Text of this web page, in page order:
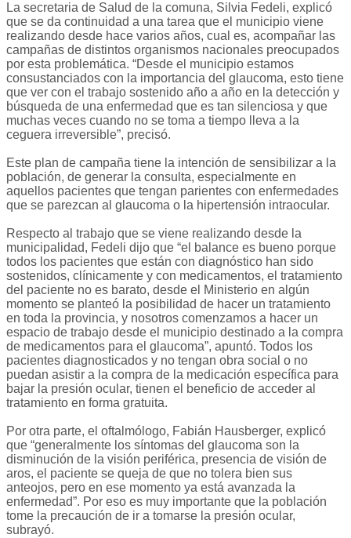
La secretaria de Salud de la comuna, Silvia Fedeli, explicó
que se da continuidad a una tarea que el municipio viene
realizando desde hace varios años, cual es, acompañar las
campañas de distintos organismos nacionales preocupados
por esta problemática. “Desde el municipio estamos
consustanciados con la importancia del glaucoma, esto tiene
que ver con el trabajo sostenido año a año en la detección y
búsqueda de una enfermedad que es tan silenciosa y que
muchas veces cuando no se toma a tiempo lleva a la
ceguera irreversible”, precisó.
Este plan de campaña tiene la intención de sensibilizar a la
población, de generar la consulta, especialmente en
aquellos pacientes que tengan parientes con enfermedades
que se parezcan al glaucoma o la hipertensión intraocular.
Respecto al trabajo que se viene realizando desde la
municipalidad, Fedeli dijo que “el balance es bueno porque
todos los pacientes que están con diagnóstico han sido
sostenidos, clínicamente y con medicamentos, el tratamiento
del paciente no es barato, desde el Ministerio en algún
momento se planteó la posibilidad de hacer un tratamiento
en toda la provincia, y nosotros comenzamos a hacer un
espacio de trabajo desde el municipio destinado a la compra
de medicamentos para el glaucoma”, apuntó. Todos los
pacientes diagnosticados y no tengan obra social o no
puedan asistir a la compra de la medicación específica para
bajar la presión ocular, tienen el beneficio de acceder al
tratamiento en forma gratuita.
Por otra parte, el oftalmólogo, Fabián Hausberger, explicó
que “generalmente los síntomas del glaucoma son la
disminución de la visión periférica, presencia de visión de
aros, el paciente se queja de que no tolera bien sus
anteojos, pero en ese momento ya está avanzada la
enfermedad”. Por eso es muy importante que la población
tome la precaución de ir a tomarse la presión ocular,
subrayó.